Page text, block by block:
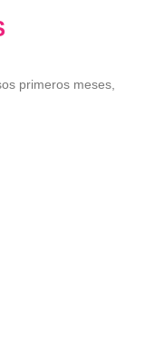
primeros meses,